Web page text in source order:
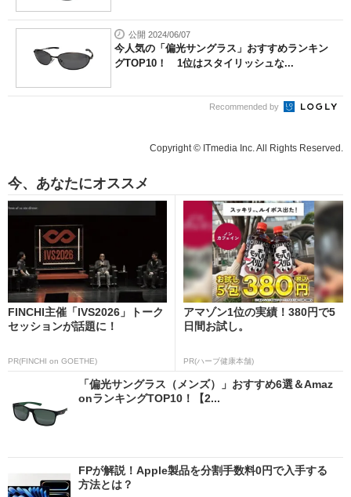
公開 2024/06/07
今人気の「偏光サングラス」おすすめランキン
グTOP10！ 1位はスタイリッシュな...
Recommended by
Copyright © ITmedia Inc. All Rights Reserved.
今、あなたにオススメ
FINCHI主催「IVS2026」トーク
セッションが話題に！
PR(FINCHI on GOETHE)
アマゾン1位の実績！380円で5
日間お試し。
PR(ハーブ健康本舗)
「偏光サングラス（メンズ）」おすすめ6選＆Amaz
onランキングTOP10！【2...
FPが解説！Apple製品を分割手数料0円で入手する
方法とは？